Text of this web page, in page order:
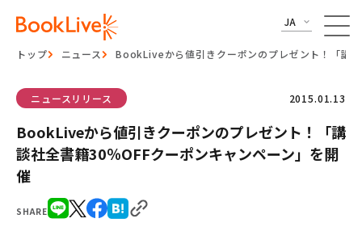
JA
トップ ニュース BookLiveから値引きクーポンのプレゼント！「講
SHARE
ニュースリリース 2015.01.13
BookLiveから値引きクーポンのプレゼント！「講
談社全書籍30％OFFクーポンキャンペーン」を開
催